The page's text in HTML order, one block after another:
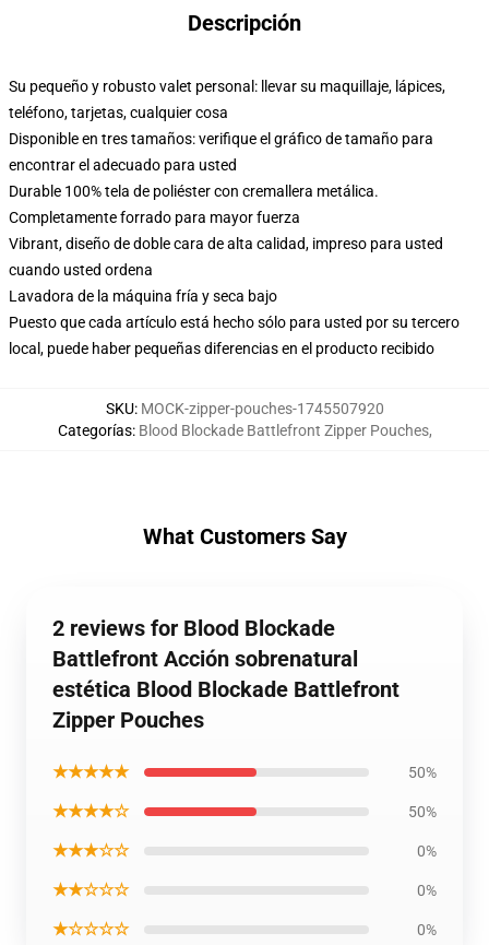
Descripción
Su pequeño y robusto valet personal: llevar su maquillaje, lápices,
teléfono, tarjetas, cualquier cosa
Disponible en tres tamaños: verifique el gráfico de tamaño para
encontrar el adecuado para usted
Durable 100% tela de poliéster con cremallera metálica.
Completamente forrado para mayor fuerza
Vibrant, diseño de doble cara de alta calidad, impreso para usted
cuando usted ordena
Lavadora de la máquina fría y seca bajo
Puesto que cada artículo está hecho sólo para usted por su tercero
local, puede haber pequeñas diferencias en el producto recibido
SKU: MOCK-zipper-pouches-1745507920
Categorías: Blood Blockade Battlefront Zipper Pouches,
What Customers Say
2 reviews for Blood Blockade
Battlefront Acción sobrenatural
estética Blood Blockade Battlefront
Zipper Pouches
★★★★★ 50%
★★★★☆ 50%
★★★☆☆ 0%
★★☆☆☆ 0%
★☆☆☆☆ 0%